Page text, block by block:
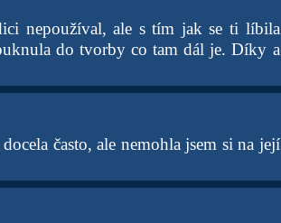
nepoužíval, ale s tím jak se ti líbila
do tvorby co tam dál je. Díky a
často, ale nemohla jsem si na její